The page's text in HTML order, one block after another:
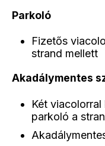
Parkoló
Fizetős
strand mellett
Akadálymentes
Két
parkoló a